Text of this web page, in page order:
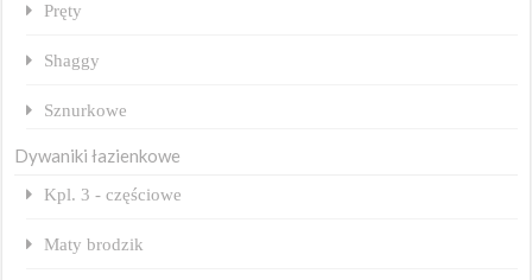
Pręty
Shaggy
Sznurkowe
Dywaniki łazienkowe
Kpl. 3 - częściowe
Maty brodzik